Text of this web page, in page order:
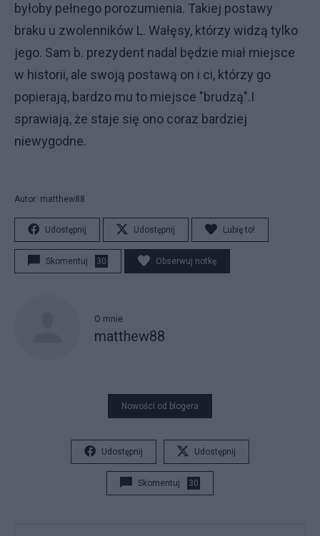
byłoby pełnego porozumienia. Takiej postawy
braku u zwolenników L. Wałęsy, którzy widzą tylko
jego. Sam b. prezydent nadal będzie miał miejsce
w historii, ale swoją postawą on i ci, którzy go
popierają, bardzo mu to miejsce "brudzą".I
sprawiają, że staje się ono coraz bardziej
niewygodne.
Autor: matthew88
Udostępnij Udostępnij Lubię to!
Skomentuj 30 Obserwuj notkę
O mnie
matthew88
Nowości od blogera
Udostępnij Udostępnij
Skomentuj 30